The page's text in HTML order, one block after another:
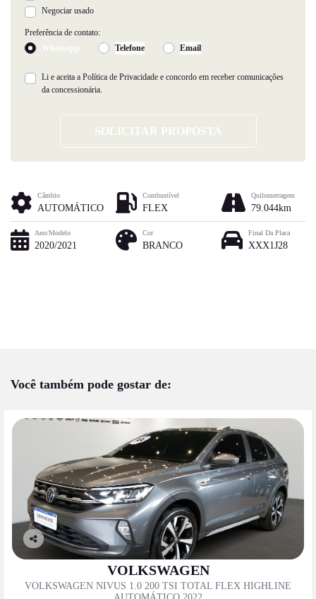
Negociar usado
Preferência de contato:
Whatsapp
Telefone Email
Li e aceita a Política de Privacidade e concordo em receber comunicações
da concessionária.
SOLICITAR PROPOSTA
Câmbio
AUTOMÁTICO
Combustível
FLEX
Quilometragem
79.044km
Ano/Modelo
2020/2021
Cor
BRANCO
Final Da Placa
XXX1J28
Você também pode gostar de:
he
VOLKSWAGEN
VOLKSWAGEN NIVUS 1.0 200 TSI TOTAL FLEX HIGHLINE